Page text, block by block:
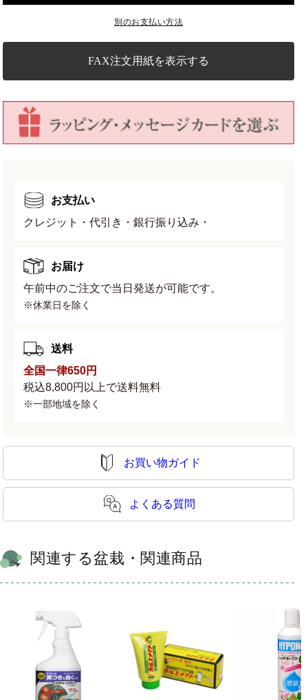
数
を
数
を
増
別のお支払い方法
FAX注文用紙を表示する
お支払い
クレジット・代引き・銀行振り込み・
お届け
午前中のご注文で当日発送が可能です。
※休業日を除く
送料
全国一律650円
税込8,800円以上で送料無料
※一部地域を除く
お買い物ガイド
よくある質問
関連する盆栽・関連商品